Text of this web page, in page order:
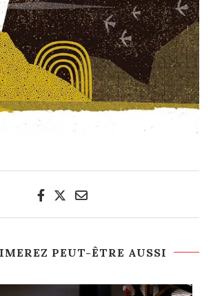
PEUT-ÊTRE AUSSI